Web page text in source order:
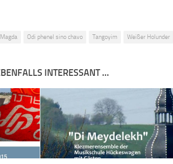
Magda Odi phenel sino chavo Tangoyim Weißer Holunder
INTERESSANT …